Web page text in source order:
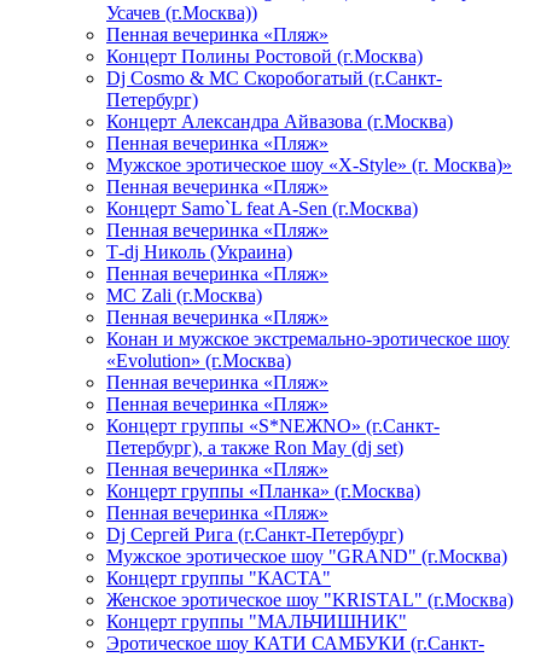
Усачев (г.Москва))
Пенная вечеринка «Пляж»
Концерт Полины Ростовой (г.Москва)
Dj Cosmo & МС Скоробогатый (г.Санкт-
Петербург)
Концерт Александра Айвазова (г.Москва)
Пенная вечеринка «Пляж»
Мужское эротическое шоу «X-Style» (г. Москва)»
Пенная вечеринка «Пляж»
Концерт Samo`L feat A-Sen (г.Москва)
Пенная вечеринка «Пляж»
Т-dj Николь (Украина)
Пенная вечеринка «Пляж»
МС Zali (г.Москва)
Пенная вечеринка «Пляж»
Конан и мужское экстремально-эротическое шоу
«Evolution» (г.Москва)
Пенная вечеринка «Пляж»
Пенная вечеринка «Пляж»
Концерт группы «S*NEЖNO» (г.Санкт-
Петербург), а также Ron May (dj set)
Пенная вечеринка «Пляж»
Концерт группы «Планка» (г.Москва)
Пенная вечеринка «Пляж»
Dj Сергей Рига (г.Санкт-Петербург)
Мужское эротическое шоу "GRAND" (г.Москва)
Концерт группы "КАСТА"
Женское эротическое шоу "KRISTAL" (г.Москва)
Концерт группы "МАЛЬЧИШНИК"
Эротическое шоу КАТИ САМБУКИ (г.Санкт-